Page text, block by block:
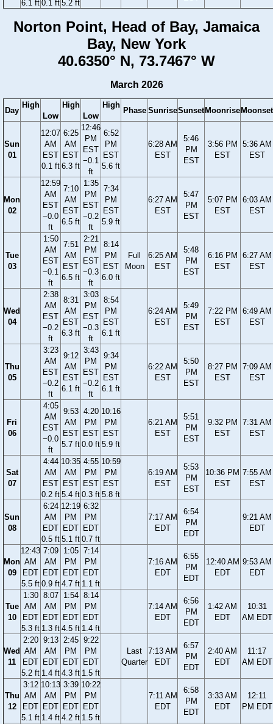
6.1 ft 0.1 ft 5.2 ft
Norton Point, Head of Bay, Jamaica
Bay, New York
40.6350° N, 73.7467° W
March 2026
Day
High
Low
High
Low
High
Phase SunriseSunset Moonrise Moonset
Sun
01
12:07
AM
EST
0.1 ft
6:25
AM
EST
6.3 ft
12:46
PM
EST
−0.1
ft
6:52
PM
EST
5.6 ft
6:28 AM
EST
5:46
PM
EST
3:56 PM
EST
5:36 AM
EST
Mon
02
12:59
AM
EST
−0.0
ft
7:10
AM
EST
6.5 ft
1:35
PM
EST
−0.2
ft
7:34
PM
EST
5.9 ft
6:27 AM
EST
5:47
PM
EST
5:07 PM
EST
6:03 AM
EST
Tue
03
1:50
AM
EST
−0.1
ft
7:51
AM
EST
6.5 ft
2:21
PM
EST
−0.3
ft
8:14
PM
EST
6.0 ft
Full
Moon
6:25 AM
EST
5:48
PM
EST
6:16 PM
EST
6:27 AM
EST
Wed
04
2:38
AM
EST
−0.2
ft
8:31
AM
EST
6.3 ft
3:03
PM
EST
−0.3
ft
8:54
PM
EST
6.1 ft
6:24 AM
EST
5:49
PM
EST
7:22 PM
EST
6:49 AM
EST
Thu
05
3:23
AM
EST
−0.2
ft
9:12
AM
EST
6.1 ft
3:43
PM
EST
−0.2
ft
9:34
PM
EST
6.1 ft
6:22 AM
EST
5:50
PM
EST
8:27 PM
EST
7:09 AM
EST
Fri
06
4:05
AM
EST
−0.0
ft
9:53
AM
EST
5.7 ft
4:20
PM
EST
0.0 ft
10:16
PM
EST
5.9 ft
6:21 AM
EST
5:51
PM
EST
9:32 PM
EST
7:31 AM
EST
Sat
07
4:44
AM
EST
0.2 ft
10:35
AM
EST
5.4 ft
4:55
PM
EST
0.3 ft
10:59
PM
EST
5.8 ft
6:19 AM
EST
5:53
PM
EST
10:36 PM
EST
7:55 AM
EST
Sun
08
6:24
AM
EDT
0.5 ft
12:19
PM
EDT
5.1 ft
6:32
PM
EDT
0.7 ft
7:17 AM
EDT
6:54
PM
EDT
9:21 AM
EDT
Mon
09
12:43
AM
EDT
5.5 ft
7:09
AM
EDT
0.9 ft
1:05
PM
EDT
4.7 ft
7:14
PM
EDT
1.1 ft
7:16 AM
EDT
6:55
PM
EDT
12:40 AM
EDT
9:53 AM
EDT
Tue
10
1:30
AM
EDT
5.3 ft
8:07
AM
EDT
1.3 ft
1:54
PM
EDT
4.5 ft
8:14
PM
EDT
1.4 ft
7:14 AM
EDT
6:56
PM
EDT
1:42 AM
EDT
10:31
AM EDT
Wed
11
2:20
AM
EDT
5.2 ft
9:13
AM
EDT
1.4 ft
2:45
PM
EDT
4.3 ft
9:22
PM
EDT
1.5 ft
Last
Quarter
7:13 AM
EDT
6:57
PM
EDT
2:40 AM
EDT
11:17
AM EDT
Thu
12
3:12
AM
EDT
5.1 ft
10:13
AM
EDT
1.4 ft
3:39
PM
EDT
4.2 ft
10:22
PM
EDT
1.5 ft
7:11 AM
EDT
6:58
PM
EDT
3:33 AM
EDT
12:11
PM EDT